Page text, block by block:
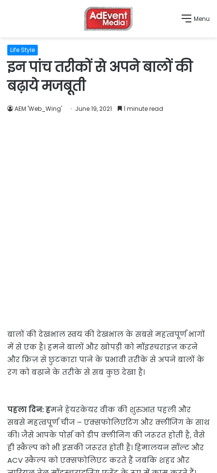
Menu
Life Style
इन पांच तरीकों से अपने बालों की
बढ़ाये मजबूती
AEM 'Web_Wing' June 19, 2021 1 minute read
बालों की देखभाल स्वयं की देखभाल के सबसे महत्वपूर्ण भागों
में से एक है। हमने बालों और खोपड़ी को मॉइस्चराइज़ करने
और फ्रिज़ से छुटकारा पाने के प्रभावी तरीके से अपने बालों के
रंग को बढ़ाने के तरीके से सब कुछ देखा है।
पहला दिन: हमने हेयरकेयर वीक की शुरुआत पहली और
सबसे महत्वपूर्ण चीज – एक्सफोलिएटिंग और क्लींजिंग के साथ
की। जैसे आपके पोर्स को डीप क्लीनिंग की जरूरत होती है, वैसे
ही स्कैल्प को भी इसकी जरूरत होती है। हिमालयन सॉल्ट और
ACV स्कैल्प को एक्सफोलिएट करते हैं जबकि शहद और